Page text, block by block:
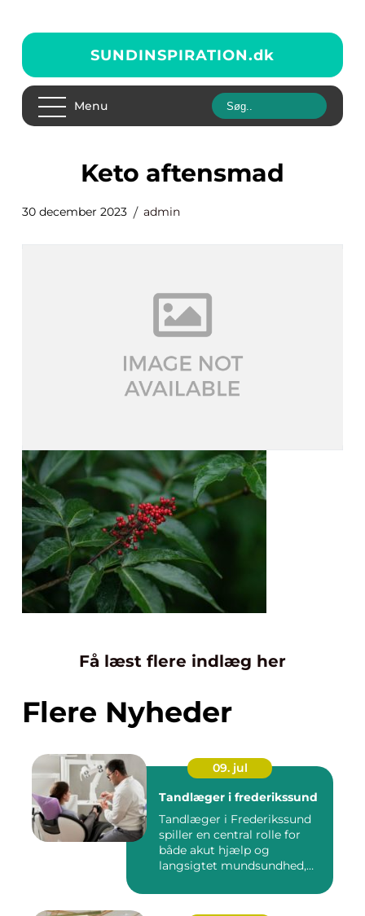
SUNDINSPIRATION.dk
Menu
keto aftensmad
30 december 2023 admin
Få læst flere indlæg her
Flere Nyheder
09. jul
Tandlæger i frederikssund
Tandlæger i Frederikssund
spiller en central rolle for
både akut hjælp og
langsigtet mundsundhed,